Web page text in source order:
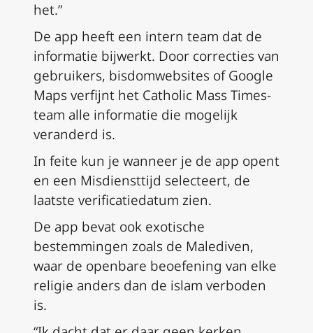
het.”
De app heeft een intern team dat de
informatie bijwerkt. Door correcties van
gebruikers, bisdomwebsites of Google
Maps verfijnt het Catholic Mass Times-
team alle informatie die mogelijk
veranderd is.
In feite kun je wanneer je de app opent
en een Misdiensttijd selecteert, de
laatste verificatiedatum zien.
De app bevat ook exotische
bestemmingen zoals de Malediven,
waar de openbare beoefening van elke
religie anders dan de islam verboden
is.